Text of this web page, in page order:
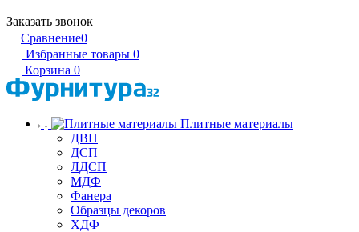
Заказать звонок
Сравнение0
Избранные товары 0
Корзина 0
Плитные материалы
ДВП
ДСП
ЛДСП
МДФ
Фанера
Образцы декоров
ХДФ